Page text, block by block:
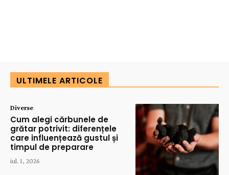
ULTIMELE ARTICOLE
Diverse
Cum alegi cărbunele de
grătar potrivit: diferențele
care influențează gustul și
timpul de preparare
iul. 1, 2026